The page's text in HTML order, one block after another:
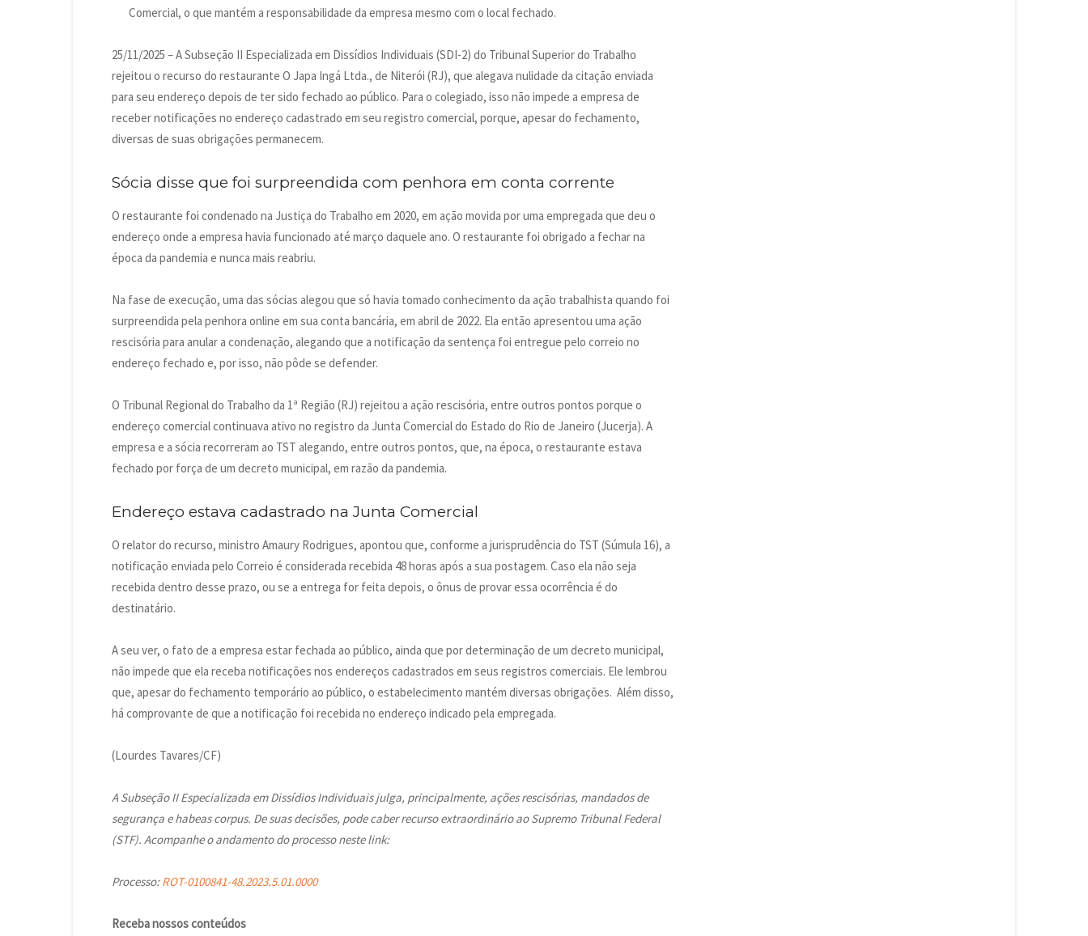
Comercial, o que mantém a responsabilidade da empresa mesmo com o local fechado.
25/11/2025 – A Subseção II Especializada em Dissídios Individuais (SDI-2) do Tribunal Superior do Trabalho
rejeitou o recurso do restaurante O Japa Ingá Ltda., de Niterói (RJ), que alegava nulidade da citação enviada
para seu endereço depois de ter sido fechado ao público. Para o colegiado, isso não impede a empresa de
receber notificações no endereço cadastrado em seu registro comercial, porque, apesar do fechamento,
diversas de suas obrigações permanecem.
Sócia disse que foi surpreendida com penhora em conta corrente
O restaurante foi condenado na Justiça do Trabalho em 2020, em ação movida por uma empregada que deu o
endereço onde a empresa havia funcionado até março daquele ano. O restaurante foi obrigado a fechar na
época da pandemia e nunca mais reabriu.
Na fase de execução, uma das sócias alegou que só havia tomado conhecimento da ação trabalhista quando foi
surpreendida pela penhora online em sua conta bancária, em abril de 2022. Ela então apresentou uma ação
rescisória para anular a condenação, alegando que a notificação da sentença foi entregue pelo correio no
endereço fechado e, por isso, não pôde se defender.
O Tribunal Regional do Trabalho da 1ª Região (RJ) rejeitou a ação rescisória, entre outros pontos porque o
endereço comercial continuava ativo no registro da Junta Comercial do Estado do Rio de Janeiro (Jucerja). A
empresa e a sócia recorreram ao TST alegando, entre outros pontos, que, na época, o restaurante estava
fechado por força de um decreto municipal, em razão da pandemia.
Endereço estava cadastrado na Junta Comercial
O relator do recurso, ministro Amaury Rodrigues, apontou que, conforme a jurisprudência do TST (Súmula 16), a
notificação enviada pelo Correio é considerada recebida 48 horas após a sua postagem. Caso ela não seja
recebida dentro desse prazo, ou se a entrega for feita depois, o ônus de provar essa ocorrência é do
destinatário.
A seu ver, o fato de a empresa estar fechada ao público, ainda que por determinação de um decreto municipal,
não impede que ela receba notificações nos endereços cadastrados em seus registros comerciais. Ele lembrou
que, apesar do fechamento temporário ao público, o estabelecimento mantém diversas obrigações. Além disso,
há comprovante de que a notificação foi recebida no endereço indicado pela empregada.
(Lourdes Tavares/CF)
A Subseção II Especializada em Dissídios Individuais julga, principalmente, ações rescisórias, mandados de
segurança e habeas corpus. De suas decisões, pode caber recurso extraordinário ao Supremo Tribunal Federal
(STF). Acompanhe o andamento do processo neste link:
Processo:ROT-0100841-48.2023.5.01.0000
Receba nossos conteúdos